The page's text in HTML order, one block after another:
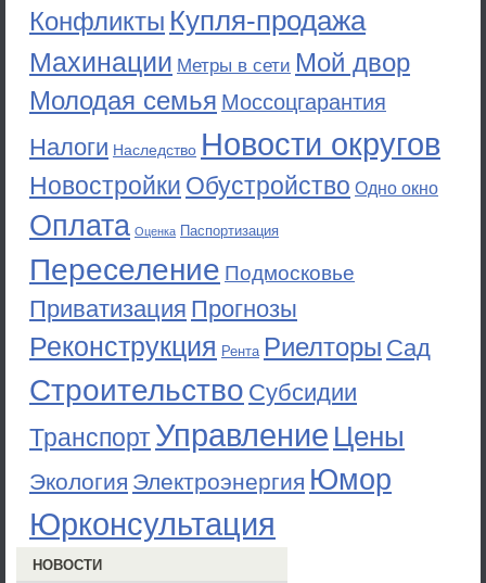
Конфликты Купля-продажа
Махинации Метры в сети Мой двор
Молодая семья Моссоцгарантия
Налоги Наследство Новости округов
Новостройки Обустройство Одно окно
Оплата Оценка Паспортизация
Переселение Подмосковье
Приватизация Прогнозы
Реконструкция Рента Риелторы Сад
Строительство Субсидии
ТранспортУправление Цены
Экология Электроэнергия Юмор
Юрконсультация
НОВОСТИ